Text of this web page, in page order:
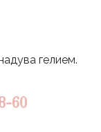
гелием.
60